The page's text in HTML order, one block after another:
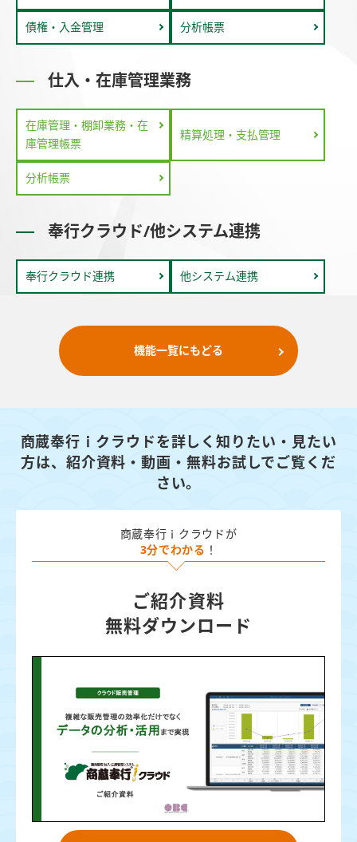
債権・入金管理 分析帳票
仕入・在庫管理業務
在庫管理・棚卸業務・在
庫管理帳票
精算処理・支払管理
分析帳票
奉行クラウド/他システム連携
奉行クラウド連携 他システム連携
機能一覧にもどる
商蔵奉行ｉクラウドを詳しく知りたい・見たい
方は、 紹介資料・動画・無料お試しでご覧くだ
さい。
商蔵奉行ｉクラウドが
3分でわかる ！
ご紹介資料
無料ダウンロード